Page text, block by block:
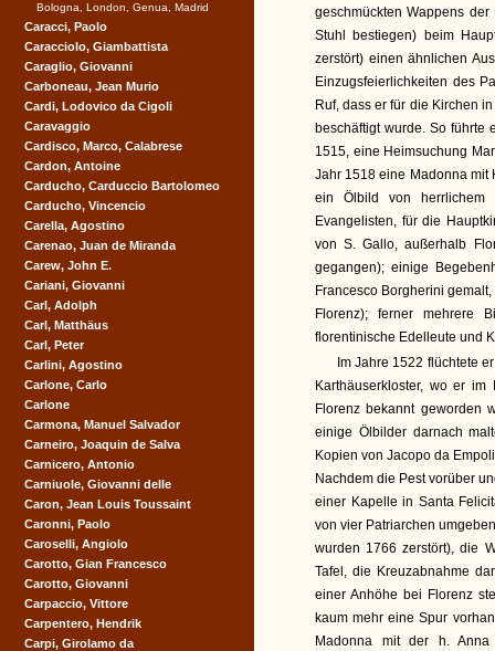
geschmückten Wappens
Stuhl bestiegen) beim
zerstört) einen ähnlichen
Einzugsfeierlichkeiten des
Ruf, dass er für die Kirchen
beschäftigt wurde. So führte
1515, eine Heimsuchung
Jahr 1518 eine Madonna mit
ein Ölbild von herrlichem
Evangelisten, für die
von S. Gallo, außerhalb
gegangen); einige
Francesco Borgherini
Florenz); ferner mehrere
florentinische Edelleute und
Im Jahre 1522 flüchtete
Karthäuserkloster, wo er
Florenz bekannt geworden
einige Ölbilder darnach
Kopien von Jacopo da
Nachdem die Pest vorüber
einer Kapelle in Santa
von vier Patriarchen
wurden 1766 zerstört), die
Tafel, die Kreuzabnahme
einer Anhöhe bei Florenz
kaum mehr eine Spur
Madonna mit der h.
Bologna, London, Genua, Madrid
Caracci, Paolo
Caracciolo, Giambattista
Caraglio, Giovanni
Carboneau, Jean Murio
Cardi, Lodovico da Cigoli
Caravaggio
Cardisco, Marco, Calabrese
Cardon, Antoine
Carducho, Carduccio Bartolomeo
Carducho, Vincencio
Carella, Agostino
Carenao, Juan de Miranda
Carew, John E.
Cariani, Giovanni
Carl, Adolph
Carl, Matthäus
Carl, Peter
Carlini, Agostino
Carlone, Carlo
Carlone
Carmona, Manuel Salvador
Carneiro, Joaquin de Salva
Carnicero, Antonio
Carniuole, Giovanni delle
Caron, Jean Louis Toussaint
Caronni, Paolo
Caroselli, Angiolo
Carotto, Gian Francesco
Carotto, Giovanni
Carpaccio, Vittore
Carpentero, Hendrik
Carpi, Girolamo da